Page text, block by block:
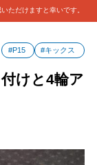
ただけますと幸いです。
#P15 #キックス
けと4輪ア